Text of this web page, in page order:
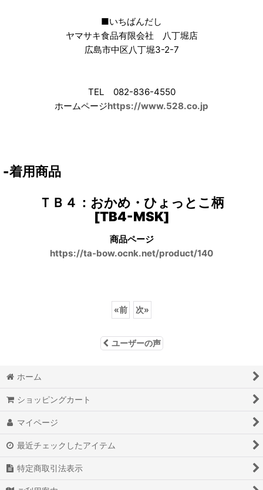
■いちばんだし
ヤマサキ食品有限会社 八丁堀店
広島市中区八丁堀3-2-7
TEL 082-836-4550
ホームページhttps://www.528.co.jp
-着用商品
ＴＢ４：おかめ・ひょっとこ柄
[TB4-MSK]
商品ページ
https://ta-bow.ocnk.net/product/140
«前 次»
ユーザーの声
ホーム
ショッピングカート
マイページ
最近チェックしたアイテム
特定商取引法表示